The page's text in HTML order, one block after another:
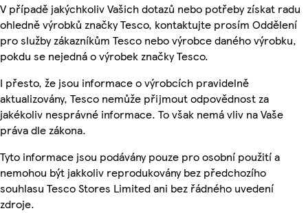
V případě jakýchkoliv Vašich dotazů nebo potřeby získat radu
ohledně výrobků značky Tesco, kontaktujte prosím Oddělení
pro služby zákazníkům Tesco nebo výrobce daného výrobku,
pokdu se nejedná o výrobek značky Tesco.
I přesto, že jsou informace o výrobcích pravidelně
aktualizovány, Tesco nemůže přijmout odpovědnost za
jakékoliv nesprávné informace. To však nemá vliv na Vaše
práva dle zákona.
Tyto informace jsou podávány pouze pro osobní použití a
nemohou být jakkoliv reprodukovány bez předchozího
souhlasu Tesco Stores Limited ani bez řádného uvedení
zdroje.